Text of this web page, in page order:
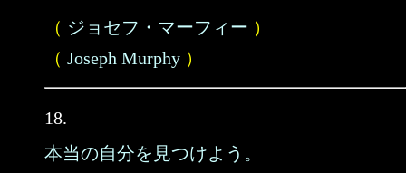
（ ジョセフ・マーフィー ）
（ Joseph Murphy ）
18.
本当の自分を見つけよう。